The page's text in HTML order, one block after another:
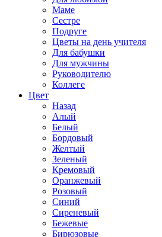
Маме
Сестре
Подруге
Цветы на день учителя
Для бабушки
Для мужчины
Руководителю
Коллеге
Цвет
Назад
Алый
Белый
Бордовый
Желтый
Зеленый
Кремовый
Оранжевый
Розовый
Синий
Сиреневый
Бежевые
Бирюзовые